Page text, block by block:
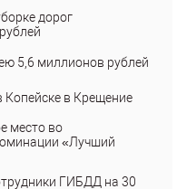
дорог
5,6 миллионов рублей
Копейске в Крещение
место во
«Лучший
ГИБДД на 30